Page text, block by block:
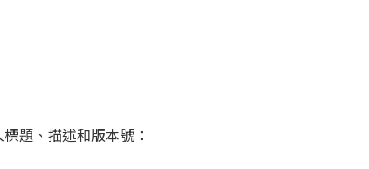
題、描述和版本號：